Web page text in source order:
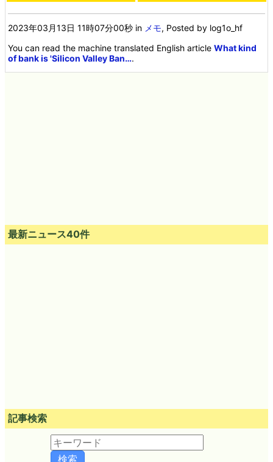
2023年03月13日 11時07分00秒 in メモ, Posted by log1o_hf
You can read the machine translated English articleWhat kind
of bank is 'Silicon Valley Ban….
最新ニュース40件
記事検索